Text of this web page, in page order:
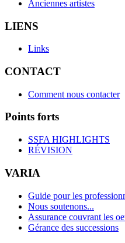
Anciennes artistes
LIENS
Links
CONTACT
Comment nous contacter
Points forts
SSFA HIGHLIGHTS
RÉVISION
VARIA
Guide pour les
Nous soutenons...
Assurance couvrant les
Gérance des successions